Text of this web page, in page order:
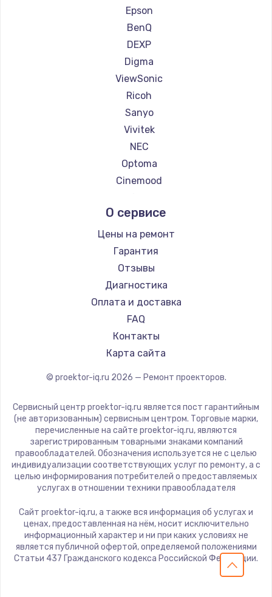
Заказать
Замена вебкамеры
1260 руб.
Заказать
Установка драйверов
725 руб.
Заказать
Замена жесткого диска
Заказать
Ремонт цепей питания
2500 руб.
Заказать
Замена видеокарты
1600 руб.
Заказать
880 руб.
Заказать
Замена видеочипа
2745 руб.
Замена северного моста
2600 руб.
Ремонт проекторов HITACHI
Ремонт проекторов Panasonic
Ремонт проекторов Hisense
Epson
BenQ
DEXP
Digma
ViewSonic
Ricoh
Sanyo
Vivitek
NEC
Optoma
Cinemood
Barco
Xgimi
Canon
JVC
Casio
Hiper
HITACHI
Panasonic
Hisense
О сервисе
Цены на ремонт
Гарантия
Отзывы
Диагностика
Оплата и доставка
FAQ
Контакты
Карта сайта
© proektor-iq.ru 2026 — Ремонт проекторов.
Сервисный центр proektor-iq.ru является пост гарантийным
(не авторизованным) сервисным центром. Торговые марки,
перечисленные на сайте proektor-iq.ru, являются
зарегистрированным товарными знаками компаний
правообладателей. Обозначения используется не с целью
индивидуализации соответствующих услуг по ремонту, а с
целью информирования потребителей о предоставляемых
услугах в отношении техники правообладателя
Сайт proektor-iq.ru, а также вся информация об услугах и
ценах, предоставленная на нём, носит исключительно
информационный характер и ни при каких условиях не
является публичной офертой, определяемой положениями
Статьи 437 Гражданского кодекса Российской Федерации.